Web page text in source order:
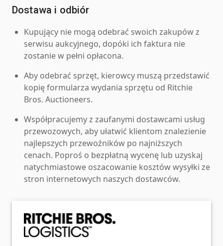
Dostawa i odbiór
Kupujący nie mogą odebrać swoich zakupów z
serwisu aukcyjnego, dopóki ich faktura nie
zostanie w pełni opłacona.
Aby odebrać sprzęt, kierowcy muszą przedstawić
kopię formularza wydania sprzętu od Ritchie
Bros. Auctioneers.
Współpracujemy z zaufanymi dostawcami usług
przewozowych, aby ułatwić klientom znalezienie
najlepszych przewoźników po najniższych
cenach. Poproś o bezpłatną wycenę lub uzyskaj
natychmiastowe oszacowanie kosztów wysyłki ze
stron internetowych naszych dostawców.